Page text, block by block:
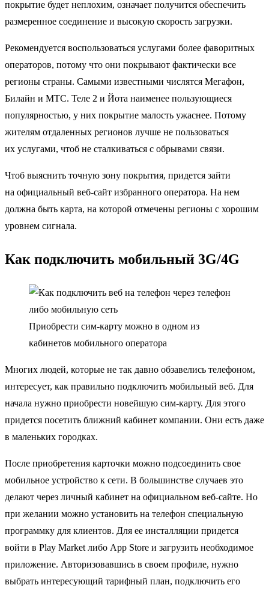
покрытие будет неплохим, означает получится обеспечить
размеренное соединение и высокую скорость загрузки.
Рекомендуется воспользоваться услугами более фаворитных
операторов, потому что они покрывают фактически все
регионы страны. Самыми известными числятся Мегафон,
Билайн и МТС. Теле 2 и Йота наименее пользующиеся
популярностью, у них покрытие малость ужаснее. Потому
жителям отдаленных регионов лучше не пользоваться
их услугами, чтоб не сталкиваться с обрывами связи.
Чтоб выяснить точную зону покрытия, придется зайти
на официальный веб-сайт избранного оператора. На нем
должна быть карта, на которой отмечены регионы с хорошим
уровнем сигнала.
Как подключить мобильный 3G/4G
Приобрести сим-карту можно в одном из
кабинетов мобильного оператора
Многих людей, которые не так давно обзавелись телефоном,
интересует, как правильно подключить мобильный веб. Для
начала нужно приобрести новейшую сим-карту. Для этого
придется посетить ближний кабинет компании. Они есть даже
в маленьких городках.
После приобретения карточки можно подсоединить свое
мобильное устройство к сети. В большинстве случаев это
делают через личный кабинет на официальном веб-сайте. Но
при желании можно установить на телефон специальную
программку для клиентов. Для ее инсталляции придется
войти в Play Market либо App Store и загрузить необходимое
приложение. Авторизовавшись в своем профиле, нужно
выбрать интересующий тарифный план, подключить его